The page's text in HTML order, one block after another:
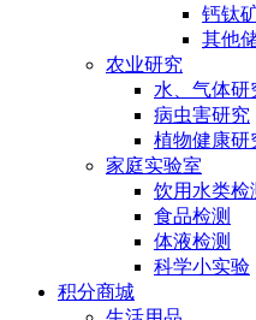
钙钛
其他
农业研究
水、气体研
病虫害研究
植物健康研
家庭实验室
饮用水类检
食品检测
体液检测
科学小实验
积分商城